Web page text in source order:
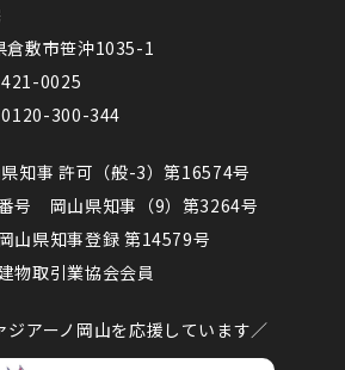
敷市笹沖1035-1
421-0025
0120-300-344
知事 許可（般-3）第16574号
号 岡山県知事（9）第3264号
山県知事登録 第14579号
物取引業協会会員
ジアーノ岡山を応援しています／